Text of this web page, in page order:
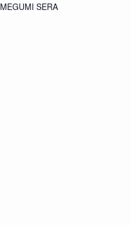
MEGUMI SERA